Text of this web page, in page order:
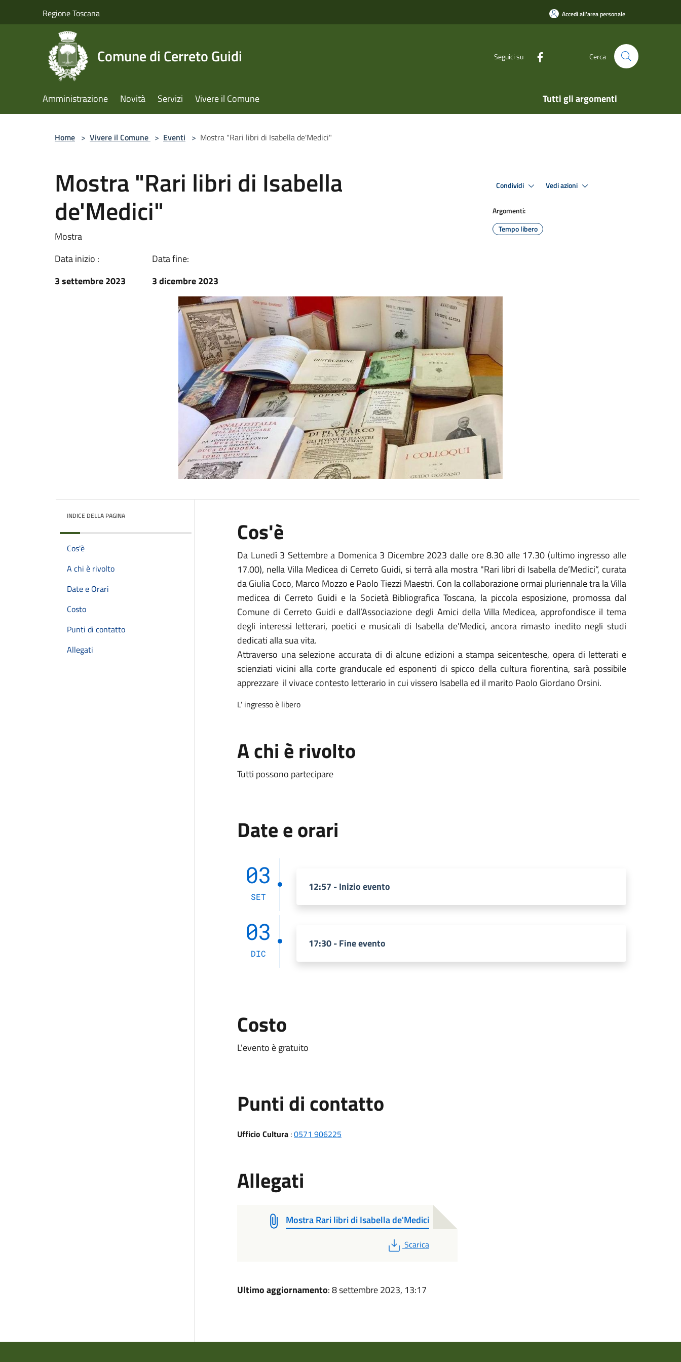
Regione Toscana Accedi all'area personale
Comune di Cerreto Guidi Seguici su Cerca
Amministrazione Novità Servizi Vivere il Comune Tutti gli argomenti
Home > Vivere il Comune > Eventi > Mostra "Rari libri di Isabella de'Medici"
Mostra "Rari libri di Isabella
de'Medici"
Mostra
Data inizio :
3 settembre 2023
Data fine:
3 dicembre 2023
Condividi Vedi azioni
Argomenti:
Tempo libero
INDICE DELLA PAGINA
Cos'è
A chi è rivolto
Date e Orari
Costo
Punti di contatto
Allegati
Cos'è
Da Lunedì 3 Settembre a Domenica 3 Dicembre 2023 dalle ore 8.30 alle 17.30 (ultimo ingresso alle
17.00), nella Villa Medicea di Cerreto Guidi, si terrà alla mostra "Rari libri di Isabella de’Medici“, curata
da Giulia Coco, Marco Mozzo e Paolo Tiezzi Maestri. Con la collaborazione ormai pluriennale tra la Villa
medicea di Cerreto Guidi e la Società Bibliografica Toscana, la piccola esposizione, promossa dal
Comune di Cerreto Guidi e dall’Associazione degli Amici della Villa Medicea, approfondisce il tema
degli interessi letterari, poetici e musicali di Isabella de'Medici, ancora rimasto inedito negli studi
dedicati alla sua vita.
Attraverso una selezione accurata di di alcune edizioni a stampa seicentesche, opera di letterati e
scienziati vicini alla corte granducale ed esponenti di spicco della cultura fiorentina, sarà possibile
apprezzare il vivace contesto letterario in cui vissero Isabella ed il marito Paolo Giordano Orsini.
L' ingresso è libero
A chi è rivolto
Tutti possono partecipare
Date e orari
03
SET
12:57 - Inizio evento
03
DIC
17:30 - Fine evento
Costo
L'evento è gratuito
Punti di contatto
Ufficio Cultura:0571 906225
Allegati
Mostra Rari libri di Isabella de'Medici
PDF
Scarica
Ultimo aggiornamento: 8 settembre 2023, 13:17